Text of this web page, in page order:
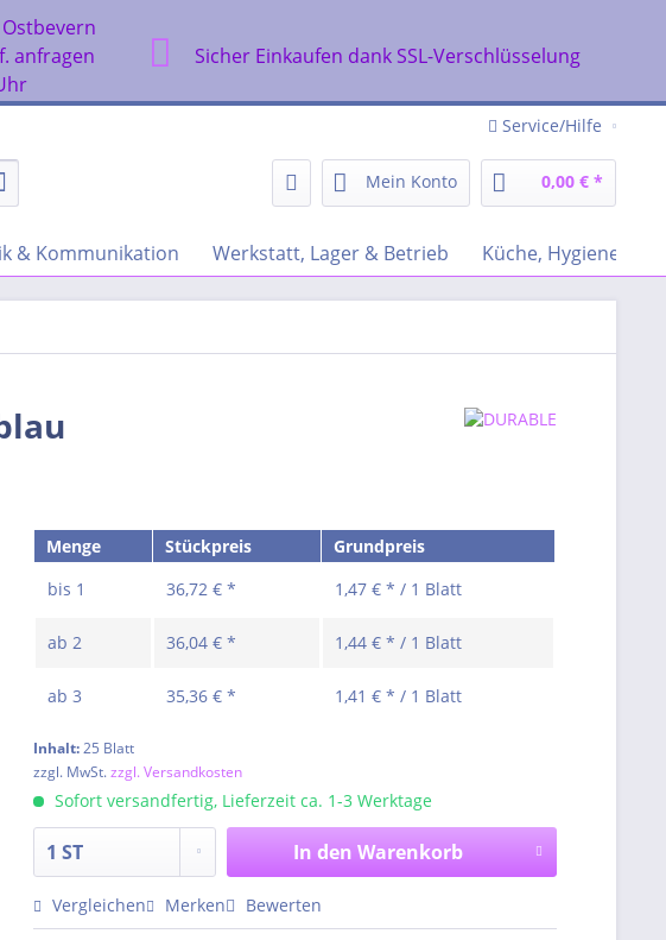
anfragen
Sicher Einkaufen dank SSL-Verschlüsselung
Service/Hilfe
Mein Konto 0,00 € *
& Kommunikation Werkstatt, Lager & Betrieb Küche, Hygiene &
Menge Stückpreis
Grundpreis
bis 1 36,72 € * 1,47 € * / 1 Blatt
ab2 36,04 € * 1,44 € * / 1 Blatt
ab3 35,36 € * 1,41 € * / 1 Blatt
Inhalt:25 Blatt
zzgl. MwSt.zzgl. Versandkosten
Sofort versandfertig, Lieferzeit ca. 1-3 Werktage
In den Warenkorb
Vergleichen Merken Bewerten